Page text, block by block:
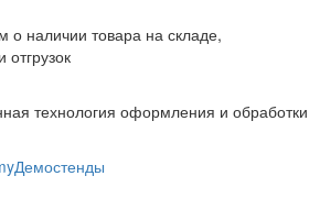
о наличии товара на складе,
отгрузок
технология оформления и обработки
Демостенды